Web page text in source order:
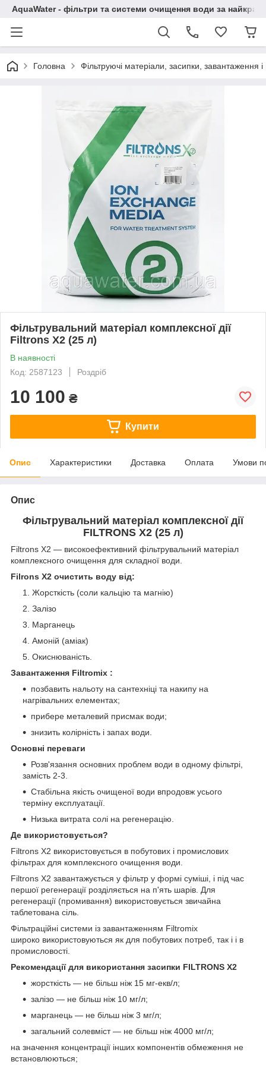
AquaWater - фільтри та системи очищення води за
Головна Фільтруючі матеріали, засипки,
Фільтрувальний матеріал комплексної дії
Filtrons X2 (25 л)
В наявності
Код: 2587123
Роздріб
10 100 ₴
Купити
Опис Характеристики Доставка Оплата Умови
Опис
Фільтрувальний матеріал комплексної дії
FILTRONS X2 (25 л)
Filtrons X2 — високоефективний фільтрувальний матеріал
комплексного очищення для складної води.
Filrons X2 очистить воду від:
Жорсткість (соли кальцію та магнію)
Залізо
Марганець
Амоній (аміак)
Окиснюваність.
Завантаження Filtromix :
позбавить нальоту на сантехніці та накипу на
нагрівальних елементах;
прибере металевий присмак води;
знизить колірність і запах води.
Основні переваги
Розв'язання основних проблем води в одному фільтрі,
замість 2-3.
Стабільна якість очищеної води впродовж усього
терміну експлуатації.
Низька витрата солі на регенерацію.
Де використовується?
Filtrons X2 використовується в побутових і промислових
фільтрах для комплексного очищення води.
Filtrons X2 завантажується у фільтр у формі суміші, і під час
першої регенерації розділяється на п'ять шарів. Для
регенерації (промивання) використовується звичайна
таблетована сіль.
Фільтраційні системи із завантаженням Filtromix
широко використовуються як для побутових потреб, так і і в
промисловості.
Рекомендації для використання засипки FILTRONS X2
жорсткість — не більш ніж 15 мг-екв/л;
залізо — не більш ніж 10 мг/л;
марганець — не більш ніж 3 мг/л;
загальний солевміст — не більш ніж 4000 мг/л;
на значення концентрації інших компонентів обмеження не
встановлюються;